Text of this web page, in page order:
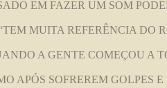
EM FAZER UM SOM
MUITA REFERÊNCIA DO
A GENTE COMEÇOU A
APÓS SOFREREM GOLPES E